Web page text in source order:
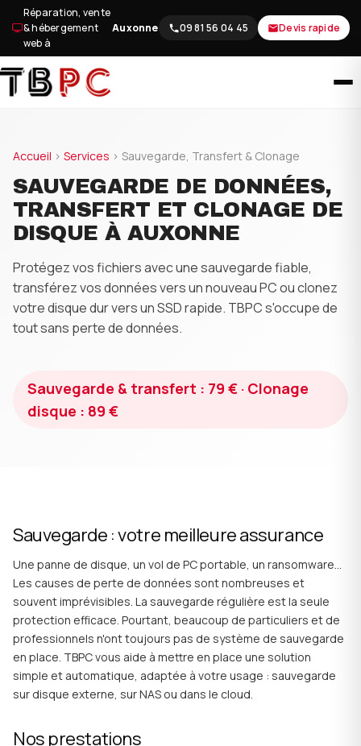
au
contenu
Réparation, vente
& hébergement
web à
Auxonne 09 81 56 04 45 Devis rapide
Accueil › Services › Sauvegarde, Transfert & Clonage
SAUVEGARDE DE DONNÉES,
TRANSFERT ET CLONAGE DE
DISQUE À AUXONNE
Protégez vos fichiers avec une sauvegarde fiable,
transférez vos données vers un nouveau PC ou clonez
votre disque dur vers un SSD rapide. TBPC s'occupe de
tout sans perte de données.
Sauvegarde & transfert : 79 € · Clonage
disque : 89 €
Sauvegarde : votre meilleure assurance
Une panne de disque, un vol de PC portable, un ransomware…
Les causes de perte de données sont nombreuses et
souvent imprévisibles. La sauvegarde régulière est la seule
protection efficace. Pourtant, beaucoup de particuliers et de
professionnels n'ont toujours pas de système de sauvegarde
en place. TBPC vous aide à mettre en place une solution
simple et automatique, adaptée à votre usage : sauvegarde
sur disque externe, sur NAS ou dans le cloud.
Nos prestations